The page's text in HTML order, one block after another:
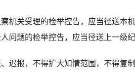
受理的检举控告，应当径送本机
问题的检举控告，应当径送上一级
报，不得扩大知情范围，不得复